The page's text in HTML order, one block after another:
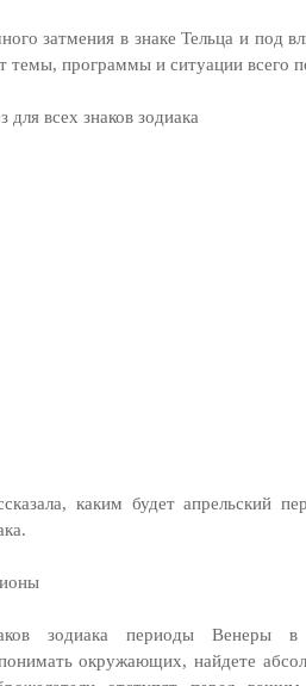
затмения в знаке Тельца и под
темы, программы и ситуации всего
всех знаков зодиака
каким будет апрельский
зодиака периоды Венеры
окружающих, найдете